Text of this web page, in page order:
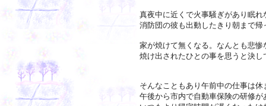
真夜中に近くで火事騒ぎがあり眠
消防団の彼も出動したきり朝まで
家が焼けて無くなる。なんとも悲惨
焼け出されたひとの事を思うと決し
そんなこともあり午前中の仕事は休
午後から市内で自動車保険の研修が